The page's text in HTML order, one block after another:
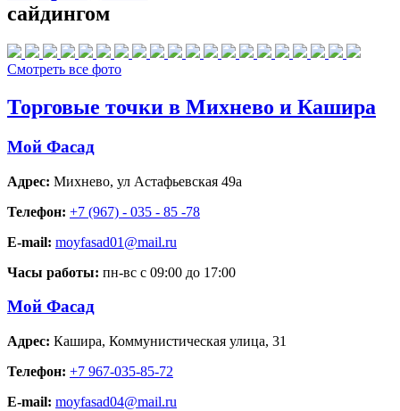
сайдингом
Смотреть все фото
Торговые точки в Михнево и Кашира
Мой Фасад
Адрес: Михнево, ул Астафьевская 49а
Телефон: +7 (967) - 035 - 85 -78
E-mail: moyfasad01@mail.ru
Часы работы: пн-вс с 09:00 до 17:00
Мой Фасад
Адрес: Кашира, Коммунистическая улица, 31
Телефон: +7 967-035-85-72
E-mail: moyfasad04@mail.ru